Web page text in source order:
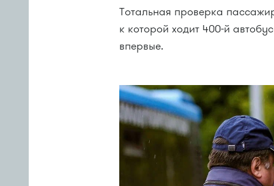
Тотальная проверка
к которой ходит 400-й
впервые.